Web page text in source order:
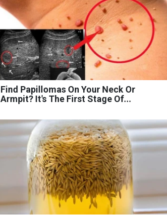
Find Papillomas On Your Neck Or
Armpit? It's The First Stage Of...